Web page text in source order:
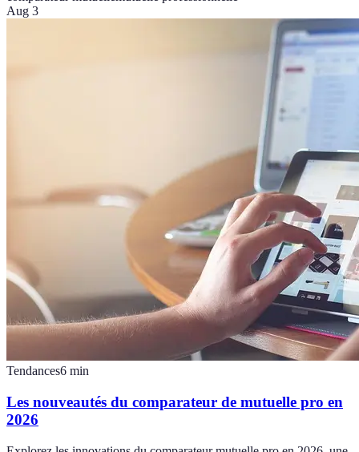
Aug 3
Tendances6 min
Les nouveautés du comparateur de mutuelle pro en
2026